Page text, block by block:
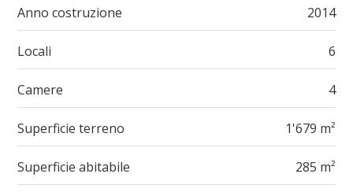
Anno costruzione 2014
Locali 6
Camere 4
Superficie terreno 1'679 m²
Superficie abitabile 285 m²